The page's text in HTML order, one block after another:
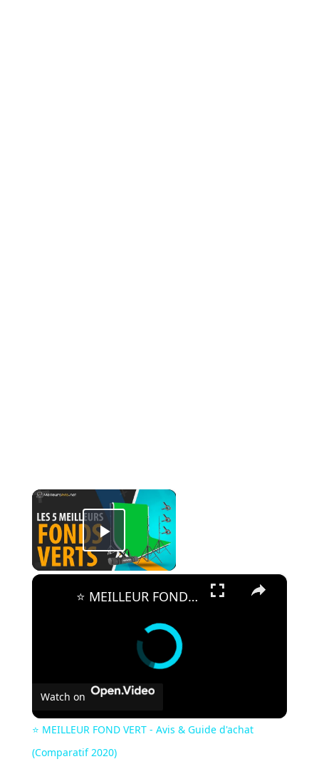
×
Play Video
×
⭐️ MEILLEUR FOND VERT - Avis & Guide d'achat (Comparatif 2020)
Watch on
⭐️ MEILLEUR FOND VERT - Avis & Guide d'achat
(Comparatif 2020)